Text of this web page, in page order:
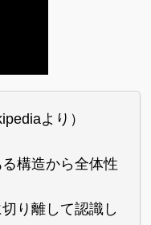
より）
構造から全体性
り離して認識し